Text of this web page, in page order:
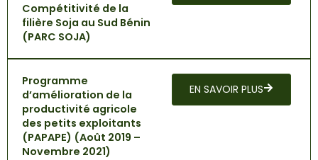
Compétitivité de la
filière Soja au Sud Bénin
(PARC SOJA)
Programme
d’amélioration de la
productivité agricole
des petits exploitants
(PAPAPE) (Août 2019 –
Novembre 2021)
EN SAVOIR PLUS